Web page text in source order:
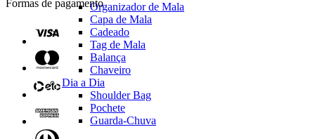
Organizador de Mala
Capa de Mala
Cadeado
Tag de Mala
Balança
Chaveiro
Dia a Dia
Shoulder Bag
Pochete
Guarda-Chuva
Formas de pagamento